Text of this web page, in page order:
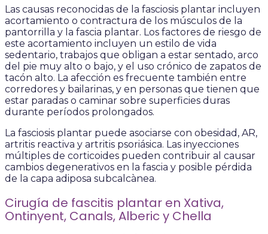
Las causas reconocidas de la fasciosis plantar incluyen
acortamiento o contractura de los músculos de la
pantorrilla y la fascia plantar. Los factores de riesgo de
este acortamiento incluyen un estilo de vida
sedentario, trabajos que obligan a estar sentado, arco
del pie muy alto o bajo, y el uso crónico de zapatos de
tacón alto. La afección es frecuente también entre
corredores y bailarinas, y en personas que tienen que
estar paradas o caminar sobre superficies duras
durante períodos prolongados.
La fasciosis plantar puede asociarse con obesidad, AR,
artritis reactiva y artritis psoriásica. Las inyecciones
múltiples de corticoides pueden contribuir al causar
cambios degenerativos en la fascia y posible pérdida
de la capa adiposa subcalcànea.
Cirugía de fascitis plantar en Xativa,
Ontinyent, Canals, Alberic y Chella